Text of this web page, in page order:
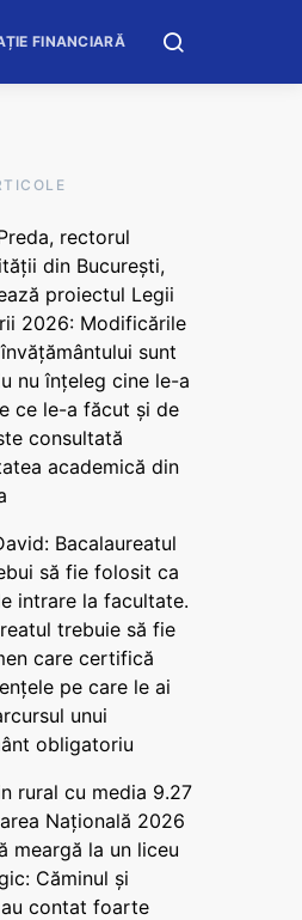
FINANCIARĂ
rectorul
din București,
proiectul Legii
2026: Modificările
sunt
nu înțeleg cine le-a
ce le-a făcut și de
consultată
academică din
Bacalaureatul
să fie folosit ca
intrare la facultate.
trebuie să fie
care certifică
pe care le ai
unui
obligatoriu
rural cu media 9.27
Națională 2026
meargă la un liceu
Căminul și
contat foarte